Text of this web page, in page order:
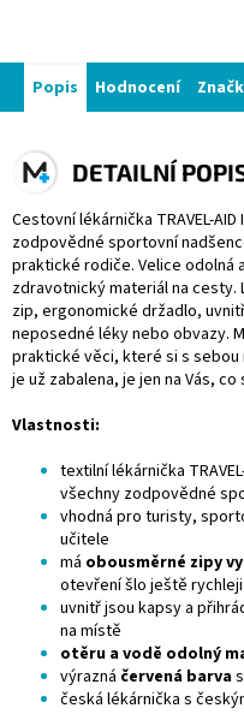
Popis Hodnocení
DETAILNÍ
Cestovní lékárnička TRAVEL-
zodpovědné sportovní
praktické rodiče. Velice odolná
zdravotnický materiál na cesty.
zip, ergonomické držadlo,
neposedné léky nebo obvazy.
praktické věci, které si s sebou
je už zabalena, je jen na Vás,
Vlastnosti:
textilní lékárnička
všechny zodpovědné
vhodná pro turisty,
učitele
má obousměrné zipy
otevření šlo ještě rychleji
uvnitř jsou kapsy a
na místě
otěru a vodě odolný
výrazná červená barva
česká lékárnička s